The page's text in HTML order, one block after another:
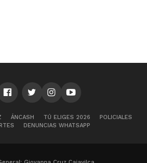
ÁNCASH TÚ ELIGES 2026
POLICIALES
DENUNCIAS WHATSAPP